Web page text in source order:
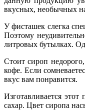
вкусных, необычных
У фисташек слегка
Поэтому
литровых бутылках.
Стоит сироп
кофе. Если
вкус вам понравится.
Изготавливается
сахар. Цвет сиропа